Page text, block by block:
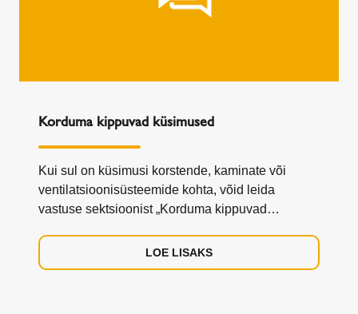
Korduma kippuvad küsimused
Kui sul on küsimusi korstende, kaminate või
ventilatsioonisüsteemide kohta, võid leida
vastuse sektsioonist „Korduma kippuvad
LOE LISAKS